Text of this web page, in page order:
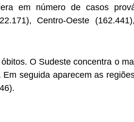
em número de casos
Centro-Oeste
O Sudeste concentra o
seguida aparecem as